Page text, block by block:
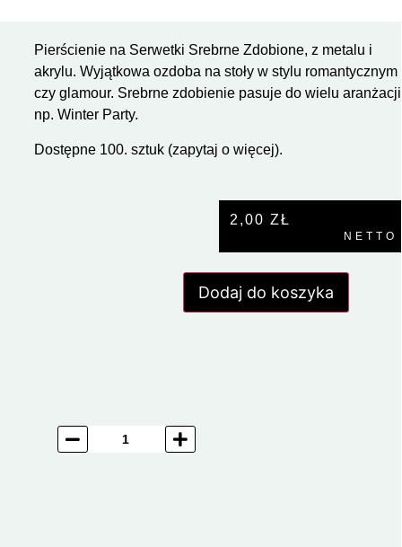
Pierścienie na Serwetki Srebrne Zdobione, z metalu i
akrylu. Wyjątkowa ozdoba na stoły w stylu romantycznym
czy glamour. Srebrne zdobienie pasuje do wielu aranżacji
np. Winter Party.
Dostępne 100. sztuk (zapytaj o więcej).
2,00 ZŁ
NETTO
Dodaj do koszyka